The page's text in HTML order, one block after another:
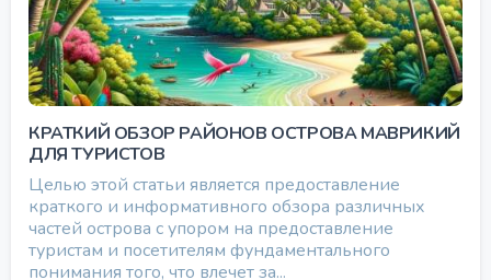
КРАТКИЙ ОБЗОР РАЙОНОВ ОСТРОВА МАВРИКИЙ
ДЛЯ ТУРИСТОВ
Целью этой статьи является предоставление
краткого и информативного обзора различных
частей острова с упором на предоставление
туристам и посетителям фундаментального
понимания того, что влечет за...